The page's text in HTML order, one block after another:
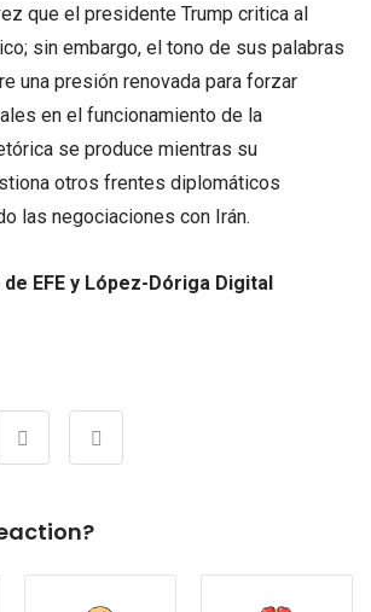
que el presidente Trump critica al
sin embargo, el tono de sus palabras
una presión renovada para forzar
en el funcionamiento de la
se produce mientras su
otros frentes diplomáticos
las negociaciones con Irán.
EFE y López-Dóriga Digital